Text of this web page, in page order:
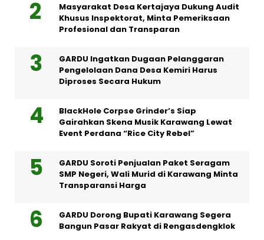
Masyarakat Desa Kertajaya Dukung Audit
Khusus Inspektorat, Minta Pemeriksaan
Profesional dan Transparan
GARDU Ingatkan Dugaan Pelanggaran
Pengelolaan Dana Desa Kemiri Harus
Diproses Secara Hukum
BlackHole Corpse Grinder’s Siap
Gairahkan Skena Musik Karawang Lewat
Event Perdana “Rice City Rebel”
GARDU Soroti Penjualan Paket Seragam
SMP Negeri, Wali Murid di Karawang Minta
Transparansi Harga
GARDU Dorong Bupati Karawang Segera
Bangun Pasar Rakyat di Rengasdengklok